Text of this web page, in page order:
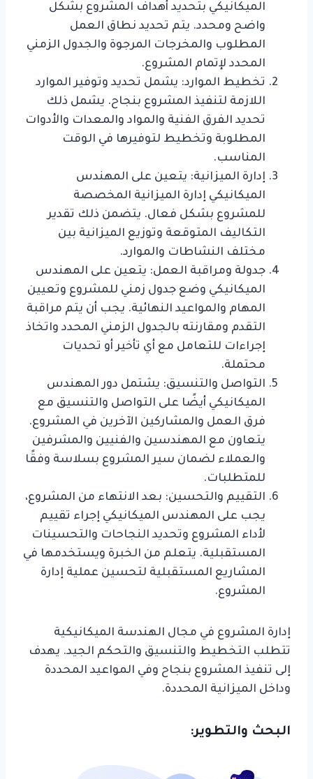
الميكانيكي بتحديد أهداف المشروع بشكل
واضح ومحدد. يتم تحديد نطاق العمل
المطلوب والمخرجات المرجوة والجدول الزمني
المحدد لإتمام المشروع.
تخطيط الموارد: يشمل تحديد وتوفير الموارد
اللازمة لتنفيذ المشروع بنجاح. يشمل ذلك
تحديد الفرق الفنية والمواد والمعدات والأدوات
المطلوبة وتخطيط لتوفيرها في الوقت
المناسب.
إدارة الميزانية: يتعين على المهندس
الميكانيكي إدارة الميزانية المخصصة
للمشروع بشكل فعال. يتضمن ذلك تقدير
التكاليف المتوقعة وتوزيع الميزانية بين
مختلف النشاطات والموارد.
جدولة ومراقبة العمل: يتعين على المهندس
الميكانيكي وضع جدول زمني للمشروع وتعيين
المهام والمواعيد النهائية. يجب أن يتم مراقبة
التقدم ومقارنته بالجدول الزمني المحدد واتخاذ
إجراءات للتعامل مع أي تأخير أو تحديات
محتملة.
التواصل والتنسيق: يشتمل دور المهندس
الميكانيكي أيضًا على التواصل والتنسيق مع
فرق العمل والمشاركين الآخرين في المشروع.
يتعاون مع المهندسين والفنيين والمشرفين
والعملاء لضمان سير المشروع بسلاسة وفقًا
للمتطلبات.
التقييم والتحسين: بعد الانتهاء من المشروع،
يجب على المهندس الميكانيكي إجراء تقييم
لأداء المشروع وتحديد النجاحات والتحسينات
المستقبلية. يتعلم من الخبرة ويستخدمها في
المشاريع المستقبلية لتحسين عملية إدارة
المشروع.
إدارة المشروع في مجال الهندسة الميكانيكية
تتطلب التخطيط والتنسيق والتحكم الجيد. يهدف
إلى تنفيذ المشروع بنجاح وفي المواعيد المحددة
وداخل الميزانية المحددة.
البحث والتطوير: